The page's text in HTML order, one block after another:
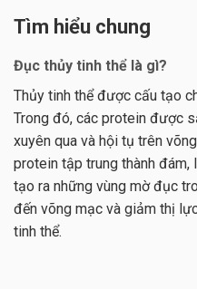
Tìm hiểu chung
Đục thủy tinh thể là gì?
Thủy tinh thể được cấu tạo
Trong đó, các protein được
xuyên qua và hội tụ trên
protein tập trung thành đám,
tạo ra những vùng mờ đục
đến võng mạc và giảm thị
tinh thể.